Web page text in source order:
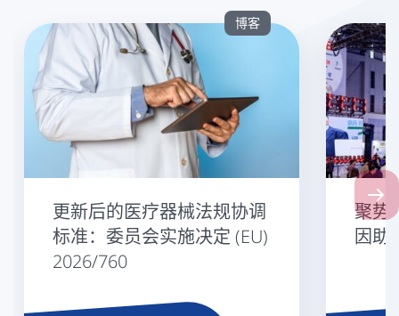
博客
更新后的医疗器械法规协调
标准：委员会实施决定 (EU)
2026/760
聚势
因助